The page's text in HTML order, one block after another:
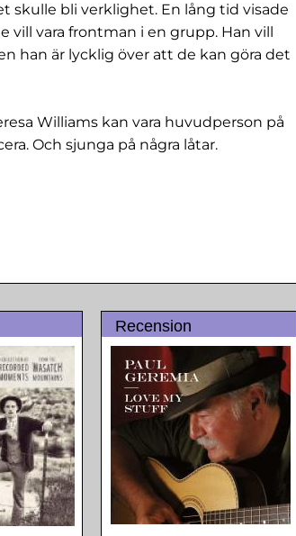
skulle bli verklighet. En lång tid visade
vill vara frontman i en grupp. Han vill
han är lycklig över att de kan göra det
Williams kan vara huvudperson på
Och sjunga på några låtar.
Recension